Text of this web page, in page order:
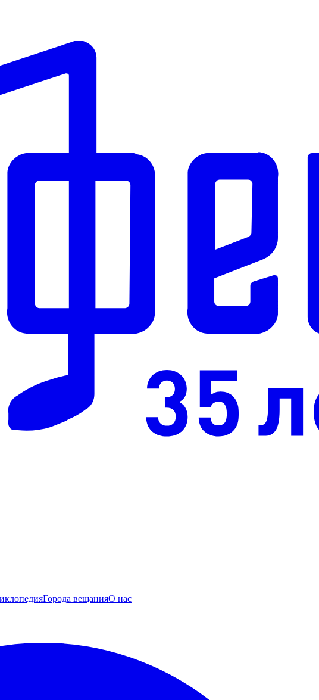
Города вещанияО нас